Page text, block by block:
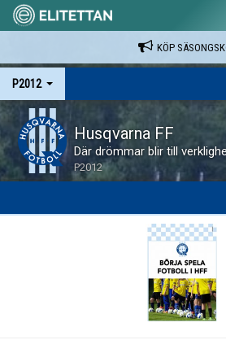
KÖP
P2012
Husqvarna FF
Där drömmar blir till
P2012